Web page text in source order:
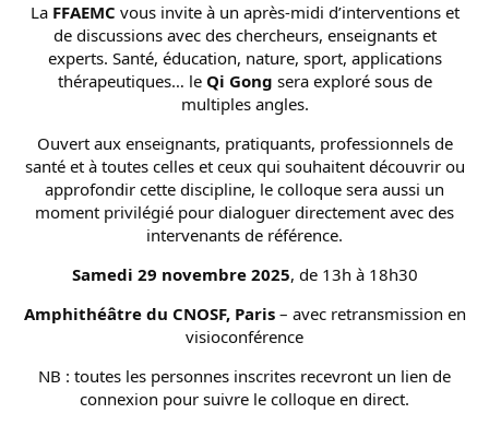
La FFAEMC vous invite à un après-midi d’interventions et
de discussions avec des chercheurs, enseignants et
experts. Santé, éducation, nature, sport, applications
thérapeutiques… le Qi Gong sera exploré sous de
multiples angles.
Ouvert aux enseignants, pratiquants, professionnels de
santé et à toutes celles et ceux qui souhaitent découvrir ou
approfondir cette discipline, le colloque sera aussi un
moment privilégié pour dialoguer directement avec des
intervenants de référence.
Samedi 29 novembre 2025, de 13h à 18h30
Amphithéâtre du CNOSF, Paris– avec retransmission en
visioconférence
NB : toutes les personnes inscrites recevront un lien de
connexion pour suivre le colloque en direct.